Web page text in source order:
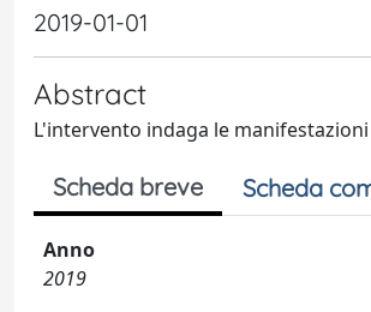
2019-01-01
Abstract
L'intervento indaga le
Scheda breve Scheda
Anno
2019